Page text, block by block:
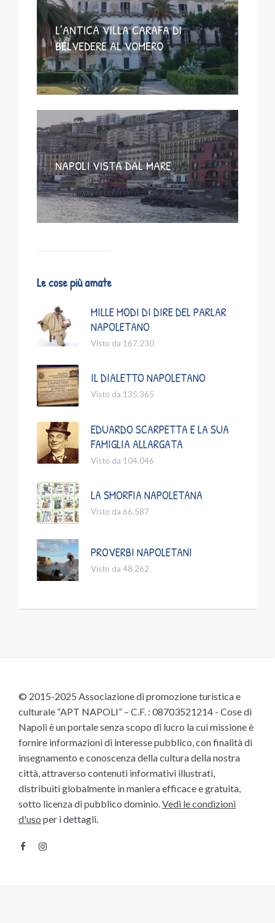
L’ANTICA VILLA CARAFA DI
BELVEDERE AL VOMERO
NAPOLI VISTA DAL MARE
Le cose più amate
MILLE MODI DI DIRE DEL PARLAR
NAPOLETANO
Visto da 167.230
IL DIALETTO NAPOLETANO
Visto da 135.365
EDUARDO SCARPETTA E LA SUA
FAMIGLIA ALLARGATA
Visto da 104.046
LA SMORFIA NAPOLETANA
Visto da 66.587
PROVERBI NAPOLETANI
Visto da 48.262
© 2015-2025 Associazione di promozione turistica e
culturale “APT NAPOLI” – C.F. : 08703521214 - Cose di
Napoli è un portale senza scopo di lucro la cui missione è
fornire informazioni di interesse pubblico, con finalità di
insegnamento e conoscenza della cultura della nostra
città, attraverso contenuti informativi illustrati,
distribuiti globalmente in maniera efficace e gratuita,
sotto licenza di pubblico dominio.Vedi le condizioni
d'uso per i dettagli.